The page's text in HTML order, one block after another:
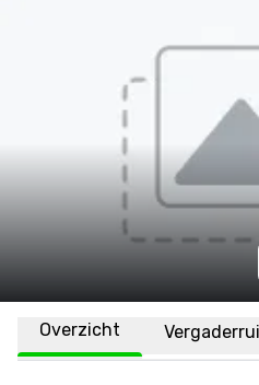
Overzicht